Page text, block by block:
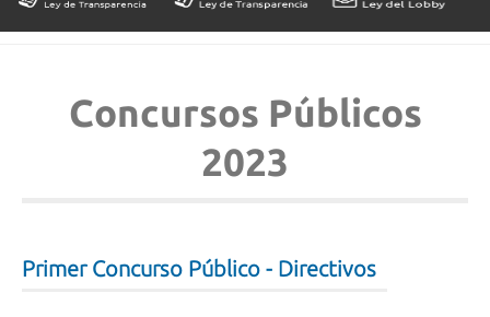
Concursos Públicos
2023
Primer Concurso Público - Directivos